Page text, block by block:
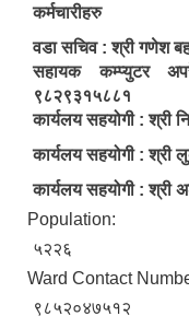
कर्मचारीहरु
वडा सचिव : श्री गणेश
सहायक कम्प्युटर
९८२९३१५८८१
कार्यलय सहयोगी : श्री
कार्यलय सहयोगी : श्री
कार्यलय सहयोगी :
Population:
५२२६
Ward Contact
९८५२०४७५१२